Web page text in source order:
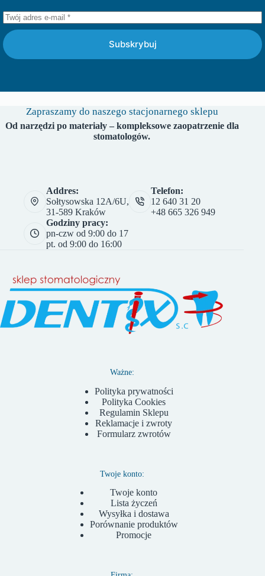
Subskrybuj
Zapraszamy do naszego stacjonarnego sklepu
Od narzędzi po materiały – kompleksowe zaopatrzenie dla
stomatologów.
Addres:
Sołtysowska 12A/6U,
31-589 Kraków
Telefon:
12 640 31 20
+48 665 326 949
Godziny pracy:
pn-czw od 9:00 do 17
pt. od 9:00 do 16:00
Ważne:
Polityka prywatności
Polityka Cookies
Regulamin Sklepu
Reklamacje i zwroty
Formularz zwrotów
Twoje konto:
Twoje konto
Lista życzeń
Wysyłka i dostawa
Porównanie produktów
Promocje